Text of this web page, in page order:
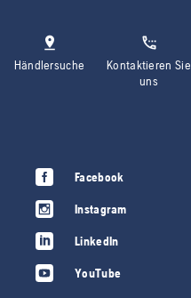
Händlersuche
Kontaktieren Sie
uns
Facebook
Instagram
LinkedIn
YouTube